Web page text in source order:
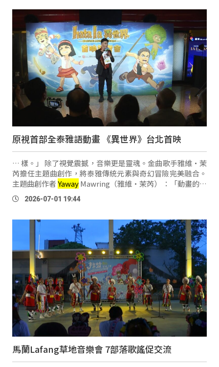
原視首部全泰雅語動畫 《異世界》台北首映
… 樣。」 除了視覺震撼，音樂更是靈魂。金曲歌手雅維·茉
芮擔任主題曲創作，將泰雅傳統元素與奇幻冒險完美融合。
主題曲創作者YawayMawring（雅維·茉芮） ：「動畫的話
其實會有很多的小朋友來看，那我們可以把歌詞稍微再來提
升一些層次，所以在一些句子的用法 …
2026-07-01 19:44
馬蘭Lafang草地音樂會 7部落歌謠促交流